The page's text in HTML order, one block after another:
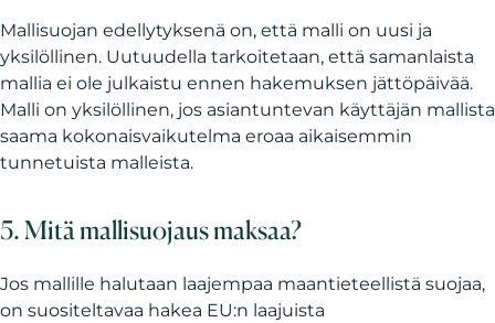
Mallisuojan edellytyksenä on, että malli on uusi ja
yksilöllinen. Uutuudella tarkoitetaan, että samanlaista
mallia ei ole julkaistu ennen hakemuksen jättöpäivää.
Malli on yksilöllinen, jos asiantuntevan käyttäjän mallista
saama kokonaisvaikutelma eroaa aikaisemmin
tunnetuista malleista.
5. Mitä mallisuojaus maksaa?
Jos mallille halutaan laajempaa maantieteellistä suojaa,
on suositeltavaa hakea EU:n laajuista